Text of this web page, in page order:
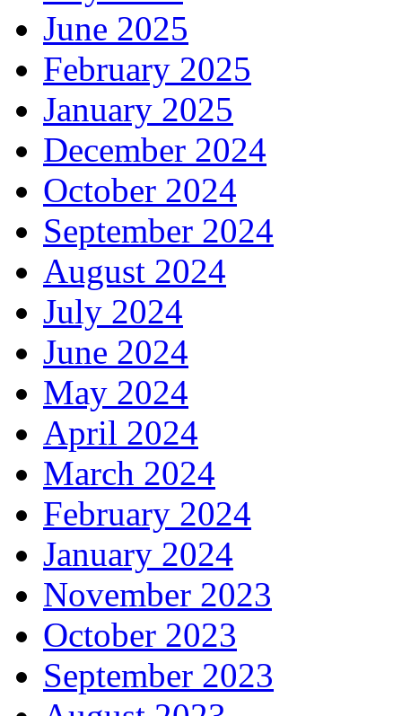
June 2025
February 2025
January 2025
December 2024
October 2024
September 2024
August 2024
July 2024
June 2024
May 2024
April 2024
March 2024
February 2024
January 2024
November 2023
October 2023
September 2023